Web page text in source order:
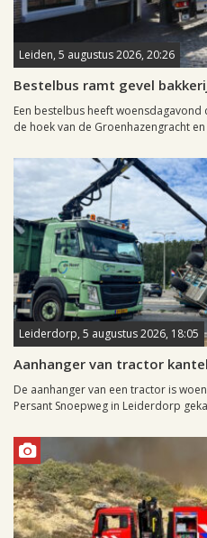
Leiden, 5 augustus 2026, 20:26
Bestelbus ramt gevel
Een bestelbus heeft
de hoek van de Groenhazengracht en
Leiderdorp, 5 augustus 2026, 18:05
Aanhanger van tractor
De aanhanger van een tractor is
Persant Snoepweg in Leiderdorp